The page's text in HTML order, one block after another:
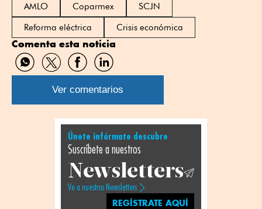
AMLO Coparmex
SCJN
Reforma eléctrica
Crisis económica
Comenta esta noticia
Compartir
por
WhatsApp
Compartir
por
Twitter
Compartir
por
Facebook
Compartir
por
Linkedin
Ver comentarios
Únete infórmate descubre
Suscríbete a nuestros
Newsletters
Ve a nuestros Newsletters
REGÍSTRATE AQUÍ